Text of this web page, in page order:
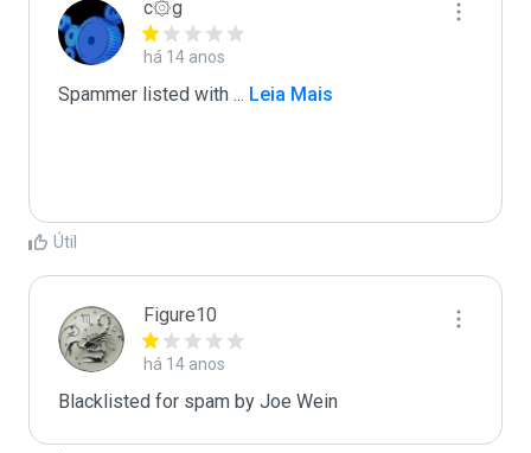
c۞g
há 14 anos
Spammer listed with ... Leia Mais
Útil
Figure10
há 14 anos
Blacklisted for spam by Joe Wein